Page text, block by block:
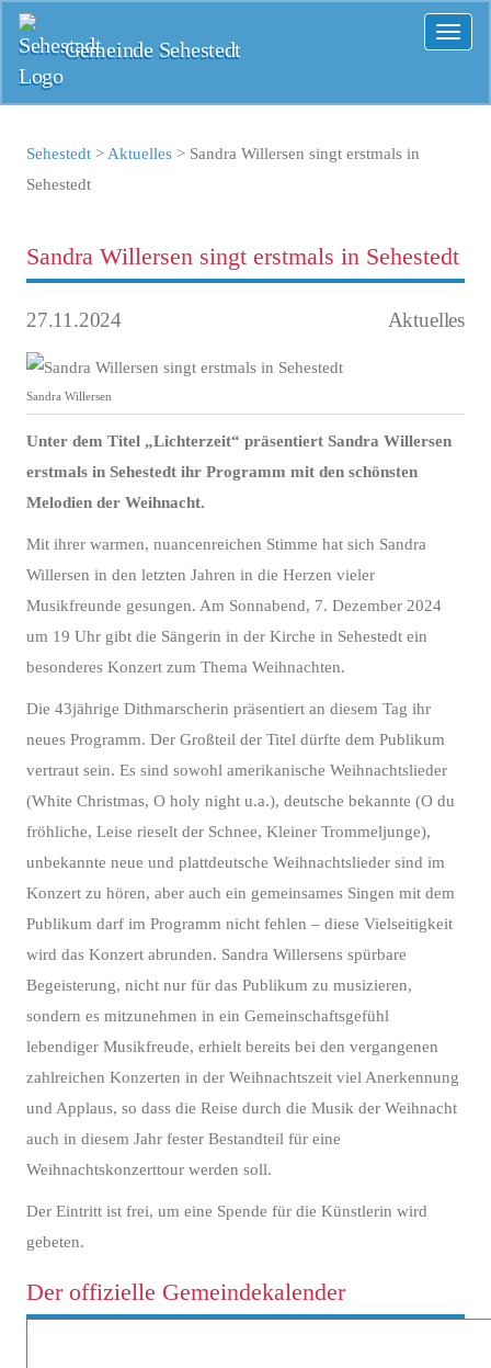
Gemeinde Sehestedt
Sehestedt > Aktuelles > Sandra Willersen singt erstmals in
Sehestedt
Sandra Willersen singt erstmals in Sehestedt
27.11.2024 Aktuelles
Sandra Willersen
Unter dem Titel „Lichterzeit“ präsentiert Sandra Willersen
erstmals in Sehestedt ihr Programm mit den schönsten
Melodien der Weihnacht.
Mit ihrer warmen, nuancenreichen Stimme hat sich Sandra
Willersen in den letzten Jahren in die Herzen vieler
Musikfreunde gesungen.‪ Am Sonnabend, 7. Dezember 2024
um 19 Uhr gibt die Sängerin in der Kirche in Sehestedt ein
besonderes Konzert zum Thema Weihnachten.
Die 43jährige Dithmarscherin präsentiert an diesem Tag ihr
neues Programm. Der Großteil der Titel dürfte dem Publikum
vertraut sein. Es sind sowohl amerikanische Weihnachtslieder
(White Christmas, O holy night u.a.), deutsche bekannte (O du
fröhliche, Leise rieselt der Schnee, Kleiner Trommeljunge),
unbekannte neue und plattdeutsche Weihnachtslieder sind im
Konzert zu hören, aber auch ein gemeinsames Singen mit dem
Publikum darf im Programm nicht fehlen – diese Vielseitigkeit
wird das Konzert abrunden. Sandra Willersens spürbare
Begeisterung, nicht nur für das Publikum zu musizieren,
sondern es mitzunehmen in ein Gemeinschaftsgefühl
lebendiger Musikfreude, erhielt bereits bei den vergangenen
zahlreichen Konzerten in der Weihnachtszeit viel Anerkennung
und Applaus, so dass die Reise durch die Musik der Weihnacht
auch in diesem Jahr fester Bestandteil für eine
Weihnachtskonzerttour werden soll.
Der Eintritt ist frei, um eine Spende für die Künstlerin wird
gebeten.
Der offizielle Gemeindekalender